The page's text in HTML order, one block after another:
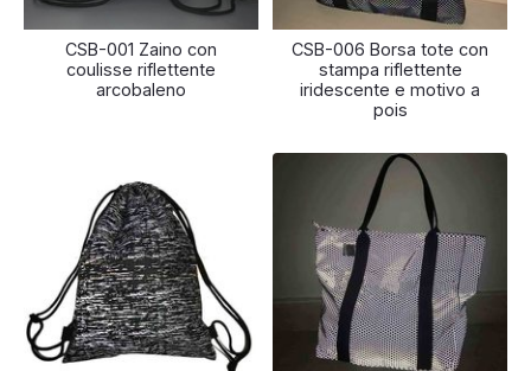
CSB-001 Zaino con
coulisse riflettente
arcobaleno
CSB-006 Borsa tote con
stampa riflettente
iridescente e motivo a
pois